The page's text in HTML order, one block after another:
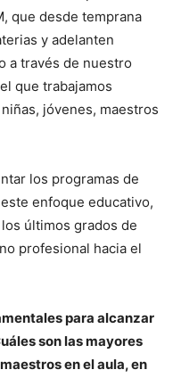
que desde temprana
y adelanten
a través de nuestro
que trabajamos
jóvenes, maestros
los programas de
enfoque educativo,
últimos grados de
profesional hacia el
para alcanzar
son las mayores
en el aula, en